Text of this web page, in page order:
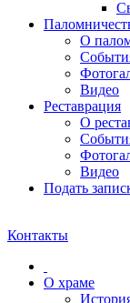
О
Видео
Реставрация
О
Видео
Подать
Контакты
О храме